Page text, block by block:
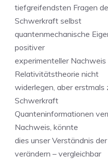
tiefgreifendsten Fragen
Schwerkraft selbst
quantenmechanische
positiver
experimenteller
Relativitätstheorie nicht
widerlegen, aber erstmals
Schwerkraft
Quanteninformationen
Nachweis, könnte
dies unser Verständnis
verändern – vergleichbar